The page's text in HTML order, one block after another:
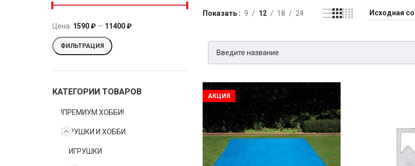
ФИЛЬТРАЦИЯ
Цена: 1590 ₽ — 11400 ₽
КАТЕГОРИИ ТОВАРОВ
!ПРЕМИУМ ХОББИ!
ИГРУШКИ И ХОББИ
ИГРУШКИ
Показать 9 12 18 24
АКЦИЯ